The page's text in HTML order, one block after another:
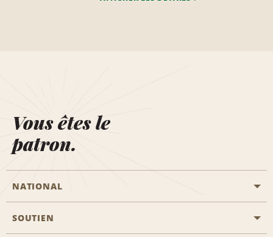
Vous êtes le
patron.
NATIONAL
Aviation générale
SOUTIEN